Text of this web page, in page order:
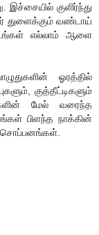
இச்சையில் குளிர்ந்து
துளைக்கும் வண்டாய்
எல்லாம் ஆளை
ஓரத்தில்
குத்தீட்டிகளும்
மேல் வரைந்த
பிளந்த நாக்கின்
சொப்பனங்கள்.